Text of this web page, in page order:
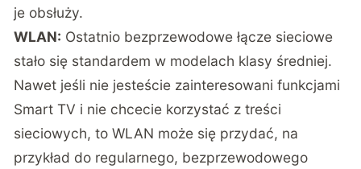
je obsłuży.
WLAN: Ostatnio bezprzewodowe łącze sieciowe
stało się standardem w modelach klasy średniej.
Nawet jeśli nie jesteście zainteresowani funkcjami
Smart TV i nie chcecie korzystać z treści
sieciowych, to WLAN może się przydać, na
przykład do regularnego, bezprzewodowego